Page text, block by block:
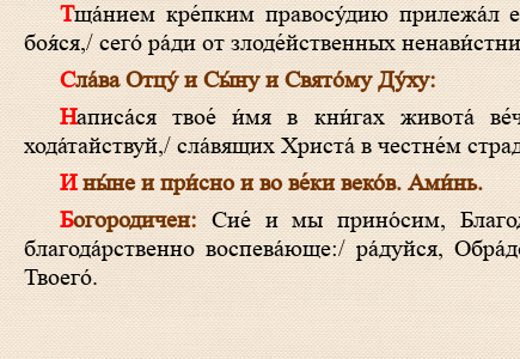
Тща́нием кре́пким правосу́дию прилежа́л еси́, богорачи́тельный кня́же,/ не познава́я лица́ на суде́, ниже́ си́льнаго
боя́ся,/ сего́ ра́ди от злоде́йственных
Сла́ва Отцу́ и Сы́ну и Свято́му Ду́ху:
Написа́ся твое́ и́мя в кни́гах живота́ ве́чнаго на Небесе́х, чу́дный страда́льче,/ и нас та́мо впи́санных бы́ти
хода́тайствуй,/ сла́вящих Христа́ в честне́м
И ны́не и при́сно и во ве́ки веко́в. Ами́нь.
Богородичен:Сие́ и мы прино́сим,
благода́рственно воспева́юще:/ ра́дуйся,
Твоего́.